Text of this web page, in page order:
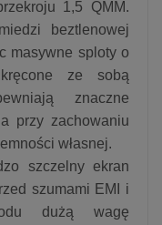
1,5 QMM.
beztlenowej
masywne sploty o
ze sobą
znaczne
przy zachowaniu
własnej.
szczelny ekran
szumami EMI i
dużą wagę